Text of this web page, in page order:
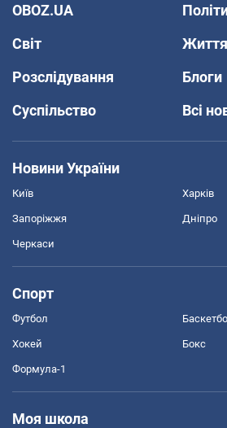
OBOZ.UA
Світ
Життя
Розслідування
Блоги
Суспільство
Всі
Новини України
Київ Харків
Запоріжжя Дніпро
Черкаси
Спорт
Футбол
Хокей Бокс
Формула-1
Моя школа